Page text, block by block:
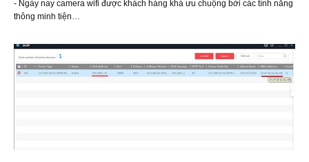
- Ngày nay camera wifi được khách hàng khá ưu chuộng bởi các tính năng
thông minh tiện…